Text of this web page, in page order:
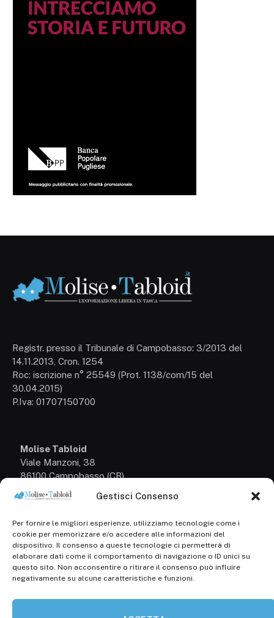
Gestisci Consenso
Per fornire le migliori esperienze, utilizziamo tecnologie come i
cookie per memorizzare e/o accedere alle informazioni del
dispositivo. Il consenso a queste tecnologie ci permetterà di
elaborare dati come il comportamento di navigazione o ID unici su
questo sito. Non acconsentire o ritirare il consenso può influire
negativamente su alcune caratteristiche e funzioni.
Registr. presso il Tribunale di Campobasso: 3/2013 del
14.11.2013, Cron. 1254
Roc: iscrizione n° 25549 (Prot. 1138/com/15 del
30.04.2015)
P.Iva: 01707150700
Molise Tabloid
Viale Manzoni, 38
86100 Campobasso (CB)
+39 3333169466
Scrivici a:
info@molisetabloid.it
commerciale@molisetabloid.it
Disclaimer